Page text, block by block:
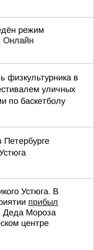
режим
Онлайн
физкультурника в
уличных
по баскетболу
Петербурге
Устюга. В
прибыл
Деда Мороза
центре